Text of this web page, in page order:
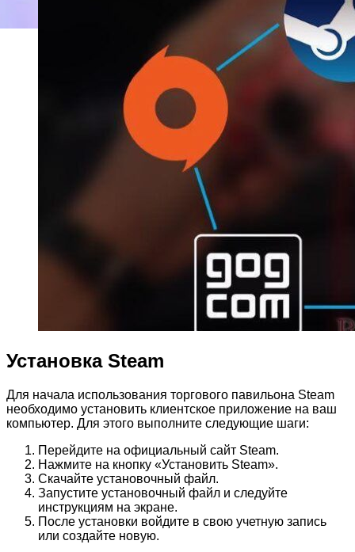
Установка Steam
Для начала использования торгового павильона Steam
необходимо установить клиентское приложение на ваш
компьютер. Для этого выполните следующие шаги:
Перейдите на официальный сайт Steam.
Нажмите на кнопку «Установить Steam».
Скачайте установочный файл.
Запустите установочный файл и следуйте
инструкциям на экране.
После установки войдите в свою учетную запись
или создайте новую.